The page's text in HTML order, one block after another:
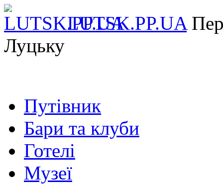
LUTSK.PP.UA
Луцьку
Путівник
Бари та клуби
Готелі
Музеї